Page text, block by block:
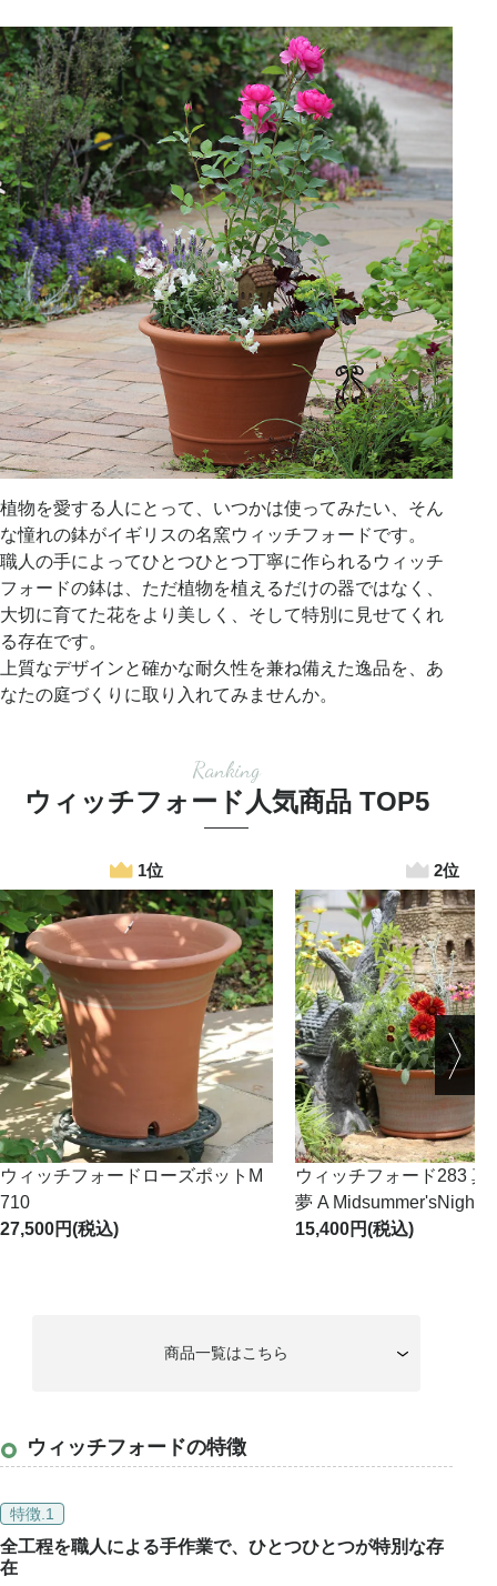
植物を愛する人にとって、いつかは使ってみたい、そん
な憧れの鉢がイギリスの名窯ウィッチフォードです。
職人の手によってひとつひとつ丁寧に作られるウィッチ
フォードの鉢は、ただ植物を植えるだけの器ではなく、
大切に育てた花をより美しく、そして特別に見せてくれ
る存在です。
上質なデザインと確かな耐久性を兼ね備えた逸品を、あ
なたの庭づくりに取り入れてみませんか。
Ranking
ウィッチフォード人気商品 TOP5
ウィッチフォードローズポットM
710
27,500
(税込)
ウィッチフォード283 真
夢 A Midsummer'sNight
15,400
(税込)
商品一覧はこちら
ウィッチフォードの特徴
特徴.1
全工程を職人による手作業で、ひとつひとつが特別な存
在